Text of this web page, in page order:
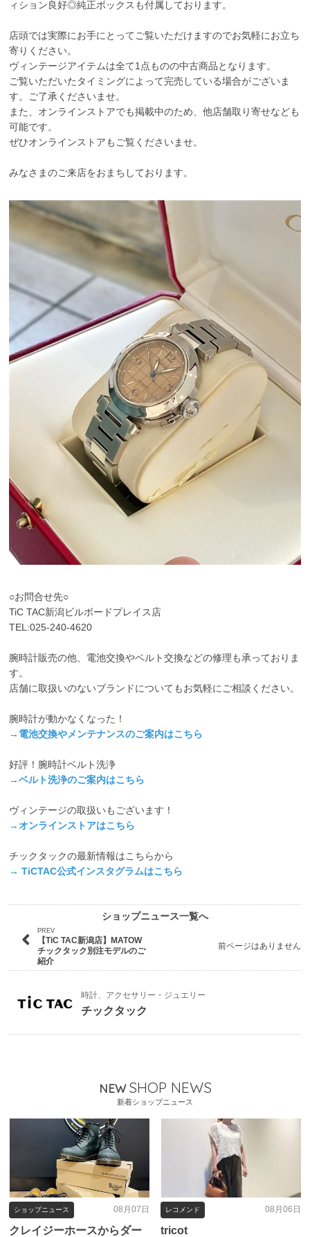
ィション良好◎純正ボックスも付属しております。
店頭では実際にお手にとってご覧いただけますのでお気軽にお立ち
寄りください。
ヴィンテージアイテムは全て1点ものの中古商品となります。
ご覧いただいたタイミングによって完売している場合がございま
す。ご了承くださいませ。
また、オンラインストアでも掲載中のため、他店舗取り寄せなども
可能です。
ぜひオンラインストアもご覧くださいませ。
みなさまのご来店をおまちしております。
○お問合せ先○
TiC TAC新潟ビルボードプレイス店
TEL:025-240-4620
腕時計販売の他、電池交換やベルト交換などの修理も承っておりま
す。
店舗に取扱いのないブランドについてもお気軽にご相談ください。
腕時計が動かなくなった！
→電池交換やメンテナンスのご案内はこちら
好評！腕時計ベルト洗浄
→ベルト洗浄のご案内はこちら
ヴィンテージの取扱いもございます！
→オンラインストアはこちら
チックタックの最新情報はこちらから
→ TiCTAC公式インスタグラムはこちら
ショップニュース一覧へ
PREV
【TiC TAC新潟店】MATOW
チックタック別注モデルのご
紹介
前ページはありません
時計、アクセサリー・ジュエリー
チックタック
NEW SHOP NEWS
新着ショップニュース
08月07日
ショップニュース
クレイジーホースからダー
08月06日
レコメンド
tricot